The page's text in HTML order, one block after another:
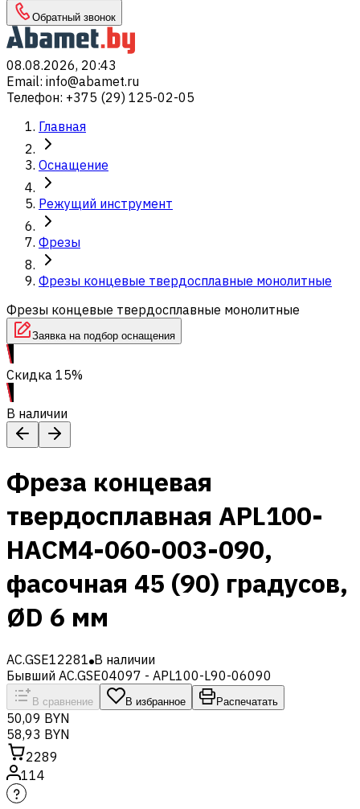
Обратный звонок
08.08.2026, 20:43
Email: info@abamet.ru
Телефон: +375 (29) 125-02-05
Главная
Оснащение
Режущий инструмент
Фрезы
Фрезы концевые твердосплавные монолитные
Фрезы концевые твердосплавные монолитные
Заявка на подбор оснащения
Скидка 15%
В наличии
Фреза концевая
твердосплавная APL100-
HACM4-060-003-090,
фасочная 45 (90) градусов,
ØD 6 мм
AC.GSE12281 В наличии
Бывший AC.GSE04097 - APL100-L90-06090
В сравнение В избранное Распечатать
50,09 BYN
58,93 BYN
2289
114